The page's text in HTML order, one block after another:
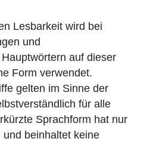
Lesbarkeit wird bei
und
auf dieser
Form verwendet.
gelten im Sinne der
für alle
Sprachform hat nur
beinhaltet keine